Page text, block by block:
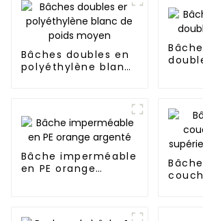
Thaïlande, le
Myanmar, Hong
Kong et Taïwan
Bâches doubles en
polyéthylène blanc
Bâche imperméable
en PE orange